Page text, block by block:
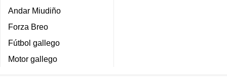
Andar Miudiño
Forza Breo
Fútbol gallego
Motor gallego